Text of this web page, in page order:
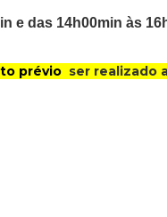
e das 14h00min às
prévio ser realizado